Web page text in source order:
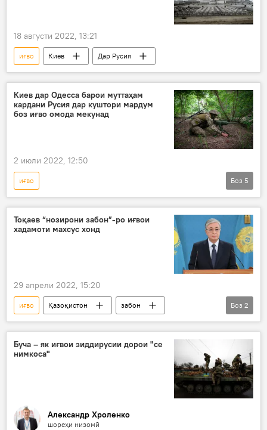
18 августи 2022, 13:21
иғво Киев Дар Русия
Киев дар Одесса барои муттаҳам
кардани Русия дар куштори мардум
боз иғво омода мекунад
2 июли 2022, 12:50
иғво
Амалиёти вижаи Русия барои ҳимояи Донбасс: охирин хабарҳо
Украина
Одесса
Дар Русия
Амният ва мудофиа
Боз 5
Тоқаев “нозирони забон”-ро иғвои
хадамоти махсус хонд
29 апрели 2022, 15:20
иғво Қазоқистон
забон
Иҷтимоъ
нозирон
Қосим -Жомарт Тоқаев
Боз 2
Буча – як иғвои зиддирусии дорои "се
нимкоса"
Александр Хроленко
шореҳи низомӣ